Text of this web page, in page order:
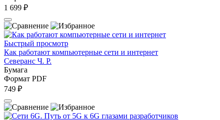
1 699 ₽
Быстрый просмотр
Как работают компьютерные сети и интернет
Северанс Ч. Р.
Бумага
Формат PDF
749 ₽